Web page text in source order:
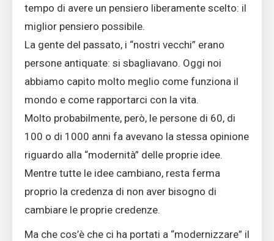
tempo di avere un pensiero liberamente scelto: il
miglior pensiero possibile.
La gente del passato, i “nostri vecchi” erano
persone antiquate: si sbagliavano. Oggi noi
abbiamo capito molto meglio come funziona il
mondo e come rapportarci con la vita.
Molto probabilmente, però, le persone di 60, di
100 o di 1000 anni fa avevano la stessa opinione
riguardo alla “modernità” delle proprie idee.
Mentre tutte le idee cambiano, resta ferma
proprio la credenza di non aver bisogno di
cambiare le proprie credenze.
Ma che cos’è che ci ha portati a “modernizzare” il